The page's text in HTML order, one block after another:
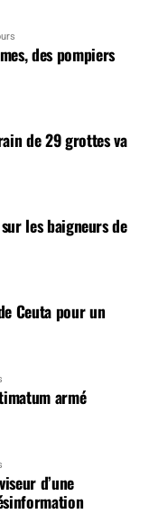
des pompiers
de 29 grottes va
les baigneurs de
Ceuta pour un
armé
d’une